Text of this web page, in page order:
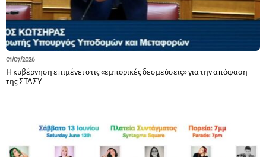
01/07/2026
Η κυβέρνηση επιμένει στις «εμπορικές δεσμεύσεις» για την απόφαση
της ΣΤΑΣΥ